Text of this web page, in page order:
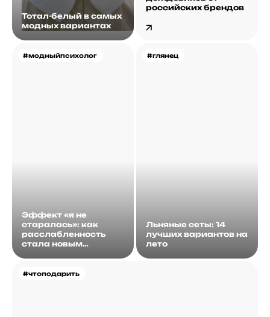
Тотал-белый в самых
модных вариантах
российских брендов
#модныйпсихолог
Эффект «я не
старалась»: как
расслабленность
стала новым
#чтоподарить
#глянец
Льняные сеты: 14
лучших вариантов на
лето